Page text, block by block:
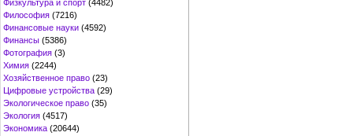
Физкультура и спорт (4482)
Философия (7216)
Финансовые науки (4592)
Финансы (5386)
Фотография (3)
Химия (2244)
Хозяйственное право (23)
Цифровые устройства (29)
Экологическое право (35)
Экология (4517)
Экономика (20644)